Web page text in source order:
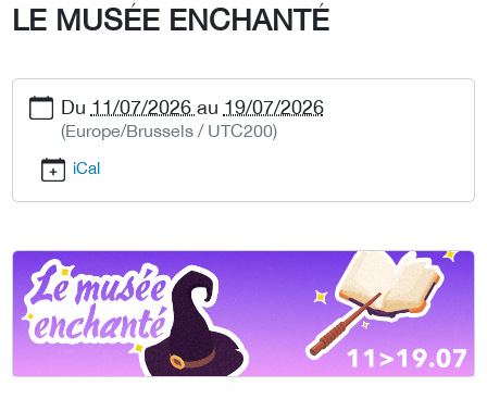
LE MUSÉE ENCHANTÉ
Du 11/07/2026 au 19/07/2026
(Europe/Brussels / UTC200)
iCal